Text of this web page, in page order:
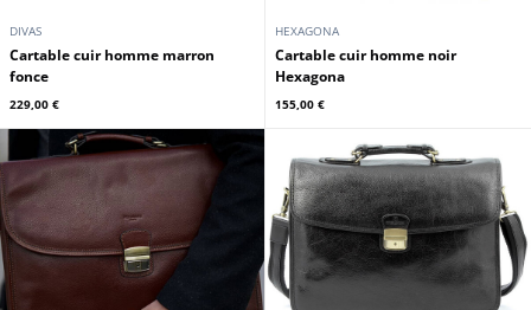
DIVAS
cartable cuir homme marron
fonce
229,00 €
HEXAGONA
cartable cuir homme noir
Hexagona
155,00 €